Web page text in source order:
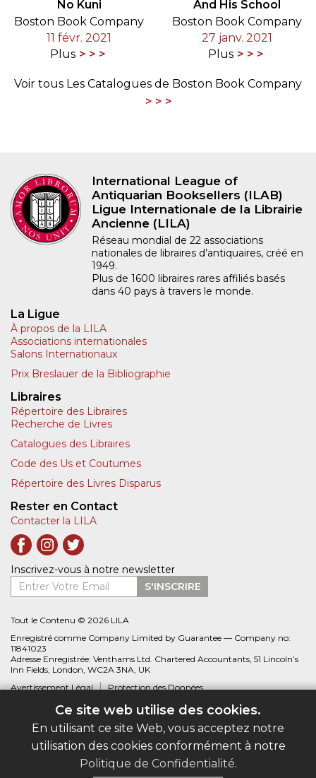
Ce site web utilise des cookies.
En utilisant ce site Web, vous acceptez notre
utilisation des cookies conformément à notre
Politique de Confidentialité.
No Kuni
Boston Book Company
11 févr. 2021
Plus
And His School
Boston Book Company
27 janv. 2021
Plus
Voir tous Les Catalogues de Boston Book Company
International League of
Antiquarian Booksellers (ILAB)
Ligue Internationale de la Librairie
Ancienne (LILA)
Réseau mondial de 22 associations
nationales de libraires d’antiquaires, créé en
1949.
Plus de 1600 libraires rares affiliés basés
dans 40 pays à travers le monde.
La Ligue
À propos de la LILA
Associations internationales
Salons Internationaux
Prix Breslauer de la Bibliographie
Libraires
Répertoire des Libraires
Recherche de Livres
Catalogues des Libraires
Code des Us et Coutumes
Répertoire des Livres Disparus
Rester en Contact
Contacter la LILA
Inscrivez-vous à notre newsletter
Entrer Votre Email
S'INSCRIRE
Tout le Contenu © 2026 LILA
Enregistré comme Company Limited by Guarantee — Company no:
11841023
Adresse Enregistrée: Venthams Ltd. Chartered Accountants, 51 Lincoln’s
Inn Fields, London, WC2A 3NA, UK
Avertissement Légal
Protection des Données